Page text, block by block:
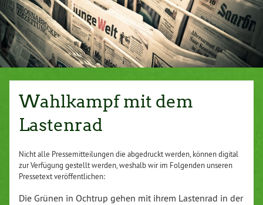
Wahlkampf mit dem
Lastenrad
Nicht alle Pressemitteilungen die abgedruckt werden, können digital
zur Verfügung gestellt werden, weshalb wir im Folgenden unseren
Pressetext veröffentlichen:
Die Grünen in Ochtrup gehen mit ihrem Lastenrad in der